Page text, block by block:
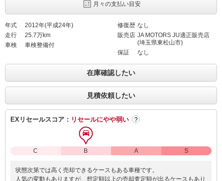
月々の支払い目安
年式
2012年(平成24年)
走行
25.7万km
車検
車検整備付
修復歴 なし
販売店 JA MOTORS JU適正販売店
(埼玉県東松山市)
保証
なし
在庫確認したい
見積依頼したい
EXリセールスコア： リセールにやや弱い ?
C B A S
状態次第では高く売却できるケースもある車種です。
人気の変動もありますが、想定額以上の売却査定額が出るケースもあり